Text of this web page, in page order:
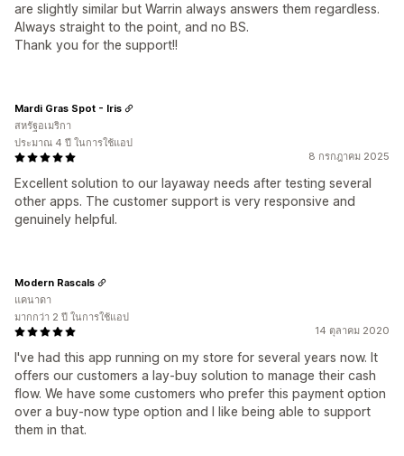
are slightly similar but Warrin always answers them regardless.
Always straight to the point, and no BS.
Thank you for the support!!
8 กรกฎาคม 2025
Excellent solution to our layaway needs after testing several
other apps. The customer support is very responsive and
genuinely helpful.
Mardi Gras Spot - Iris
สหรัฐอเมริกา
ประมาณ 4 ปี ในการใช้แอป
14 ตุลาคม 2020
I've had this app running on my store for several years now. It
offers our customers a lay-buy solution to manage their cash
flow. We have some customers who prefer this payment option
over a buy-now type option and I like being able to support
them in that.
Modern Rascals
แคนาดา
มากกว่า 2 ปี ในการใช้แอป